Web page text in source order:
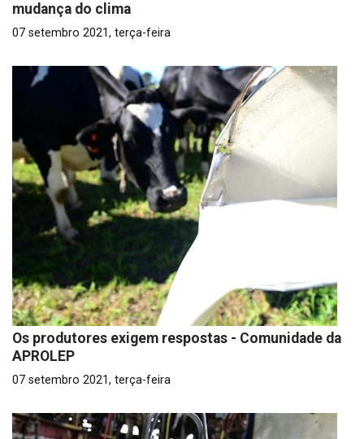
mudança do clima
07 setembro 2021, terça-feira
Os produtores exigem respostas - Comunidade da
APROLEP
07 setembro 2021, terça-feira